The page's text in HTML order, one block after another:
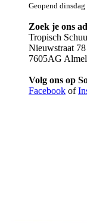
Geopend
Zoek je ons
Tropisch
Nieuwstraat 78
7605AG
Volg ons op
Facebook of